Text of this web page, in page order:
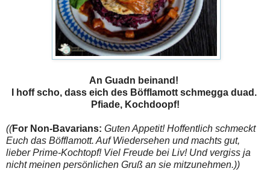
An Guadn beinand!
I hoff scho, dass eich des Böfflamott schmegga duad.
Pfiade, Kochdoopf!
((For Non-Bavarians: Guten Appetit! Hoffentlich schmeckt
Euch das Böfflamott. Auf Wiedersehen und machts gut,
lieber Prime-Kochtopf! Viel Freude bei Liv! Und vergiss ja
nicht meinen persönlichen Gruß an sie mitzunehmen.))